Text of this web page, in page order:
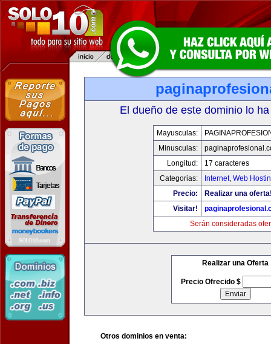
El dueño de este dominio lo
Mayusculas:
Minusculas:
Longitud:
17 caracteres
Categorias:
Internet, Web
Precio:
Realizar una
Visitar!
Serán consideradas
Realizar una Oferta
Precio Ofrecido $
Otros dominios en venta: